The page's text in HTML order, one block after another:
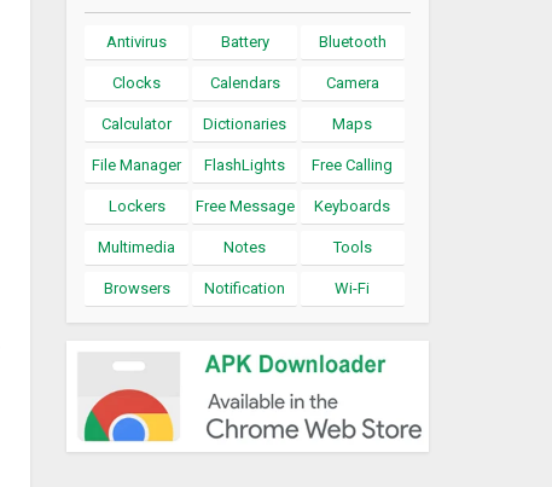
Antivirus Battery Bluetooth
Clocks Calendars Camera
Calculator Dictionaries Maps
File Manager FlashLights Free Calling
Lockers Free Message Keyboards
Multimedia Notes Tools
Browsers Notification Wi-Fi